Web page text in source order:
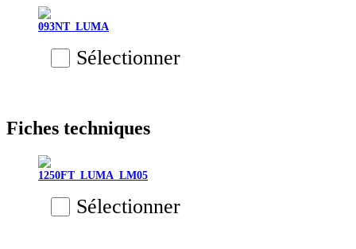
093NT_LUMA
Sélectionner
Fiches techniques
1250FT_LUMA_LM05
Sélectionner